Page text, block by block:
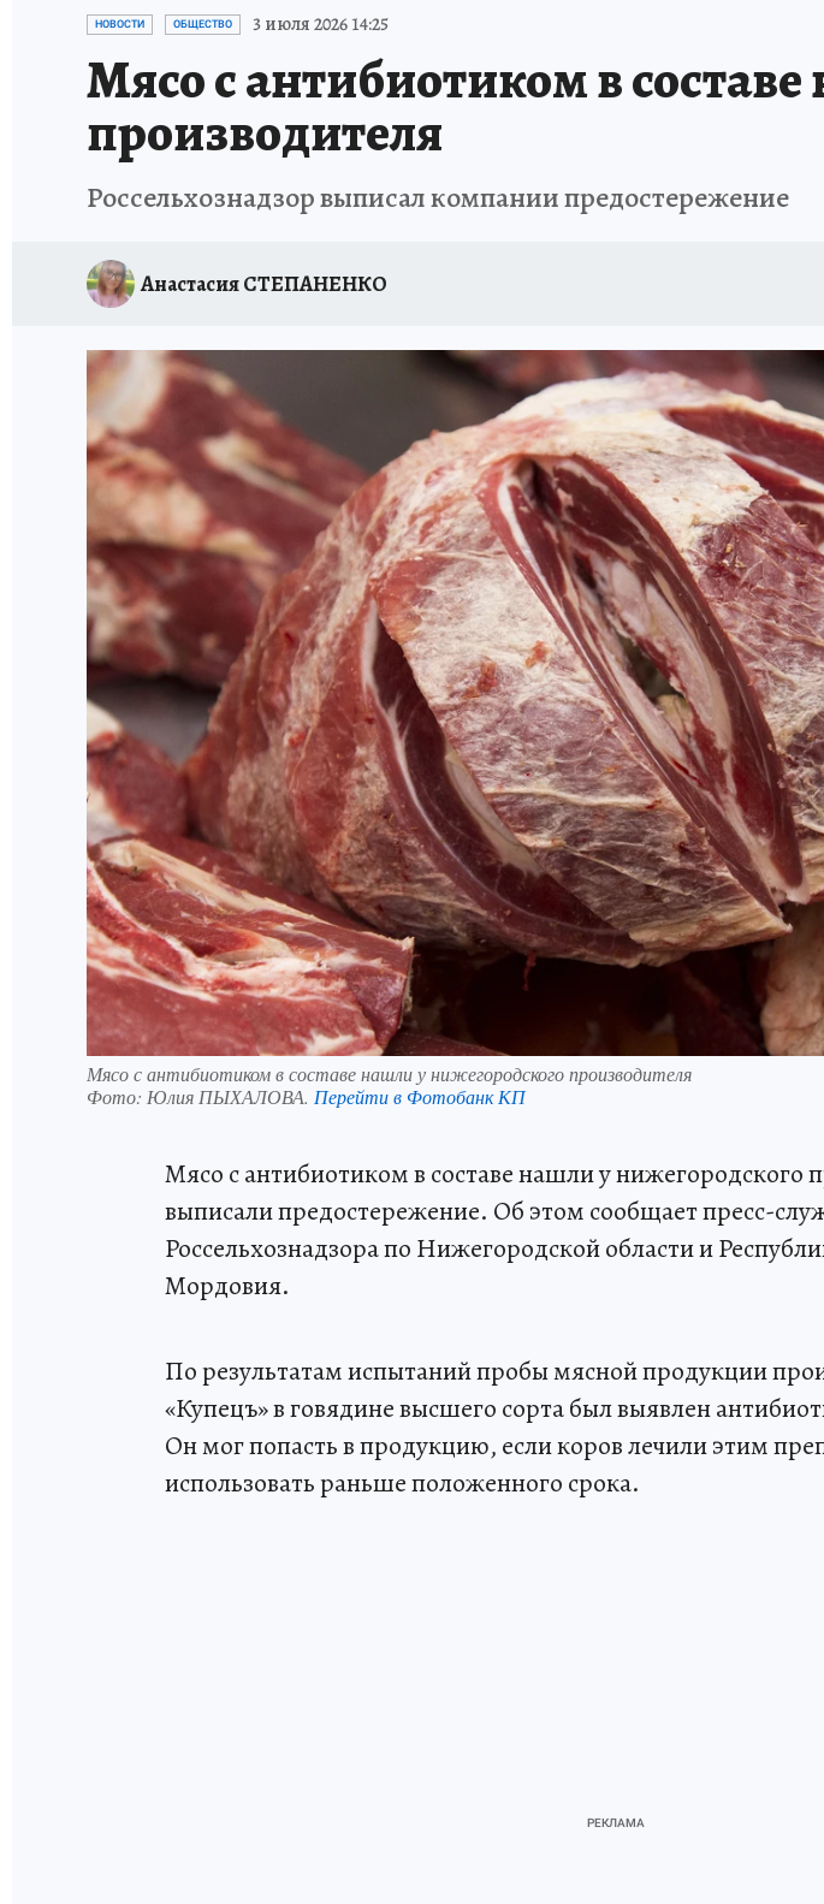
ИСПЫТАНО НА СЕБЕ
НОВОСТИ ОБЩЕСТВО 3 июля 2026 14:25
Мясо с антибиотиком в
производителя
Россельхознадзор выписал компании предостережение
Анастасия СТЕПАНЕНКО
Мясо с антибиотиком в составе нашли у нижегородского производителя
Фото: Юлия ПЫХАЛОВА. Перейти в Фотобанк КП
Мясо с антибиотиком в составе нашли у нижегородского
выписали предостережение. Об этом сообщает пресс-
Россельхознадзора по Нижегородской области и
Мордовия.
По результатам испытаний пробы мясной продукции
«Купецъ» в говядине высшего сорта был выявлен
Он мог попасть в продукцию, если коров лечили этим
использовать раньше положенного срока.